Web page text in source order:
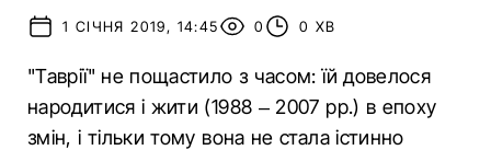
1 СІЧНЯ 2019, 14:45 0 0 ХВ
"Таврії" не пощастило з часом: їй довелося
народитися і жити (1988 – 2007 рр.) в епоху
змін, і тільки тому вона не стала істинно